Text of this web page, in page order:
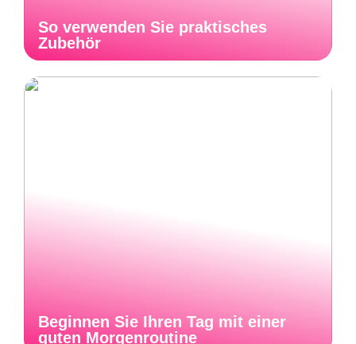
So verwenden Sie praktisches
Zubehör
Beginnen Sie Ihren Tag mit einer
guten Morgenroutine